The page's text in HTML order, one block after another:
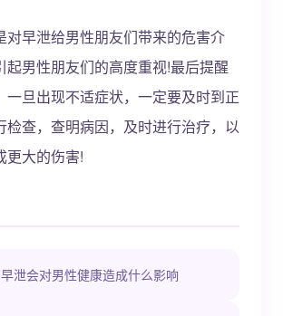
对早泄给男性朋友们带来的危害介
起男性朋友们的高度重视!最后提醒
一旦出现不适症状，一定要及时到正
检查，查明病因，及时进行治疗，以
更大的伤害!
早泄会对男性健康造成什么影响